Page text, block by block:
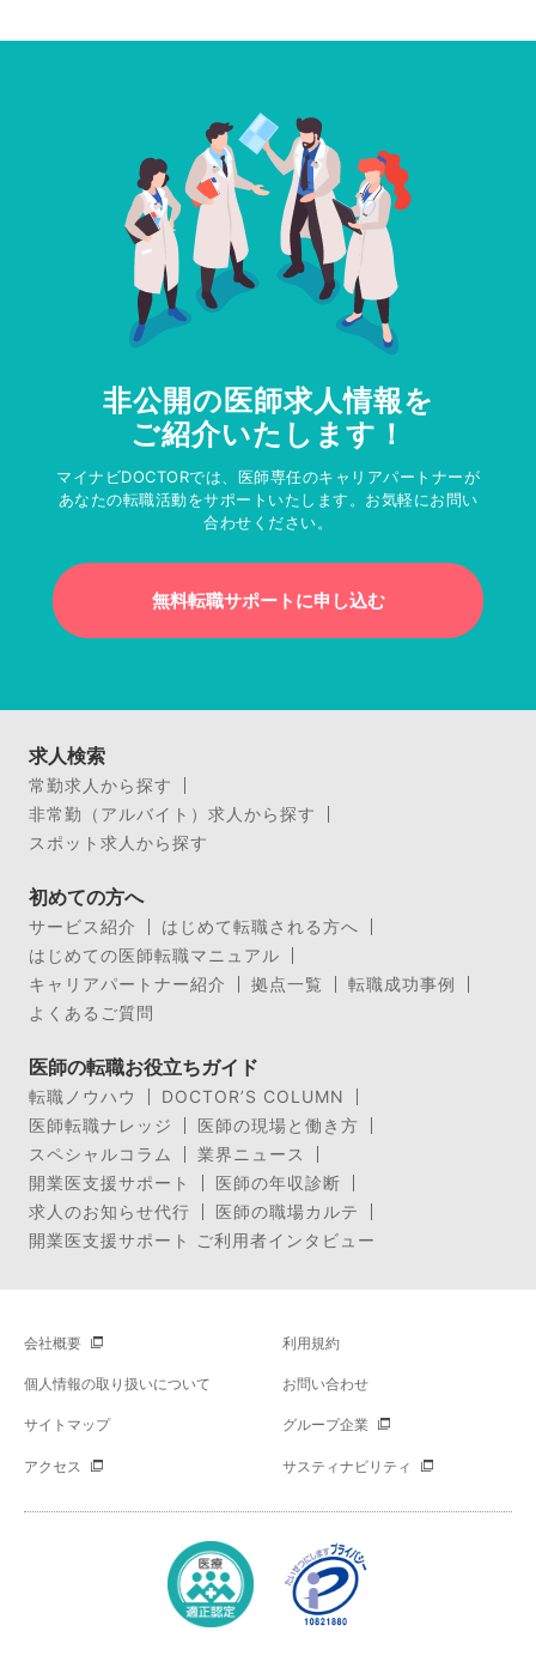
非公開の医師求人情報を
ご紹介いたします！
マイナビDOCTORでは、医師専任のキャリアパートナーが
あなたの転職活動をサポートいたします。お気軽にお問い
合わせください。
無料転職サポートに申し込む
求人検索
常勤求人から探す
非常勤（アルバイト）求人から探す
スポット求人から探す
初めての方へ
サービス紹介
はじめて転職される方へ
はじめての医師転職マニュアル
キャリアパートナー紹介
拠点一覧
転職成功事例
よくあるご質問
医師の転職お役立ちガイド
転職ノウハウ
DOCTOR’S COLUMN
医師転職ナレッジ
医師の現場と働き方
スペシャルコラム
業界ニュース
開業医支援サポート
医師の年収診断
求人のお知らせ代行
医師の職場カルテ
開業医支援サポート ご利用者インタビュー
会社概要 利用規約
個人情報の取り扱いについて お問い合わせ
サイトマップ グループ企業
アクセス サスティナビリティ